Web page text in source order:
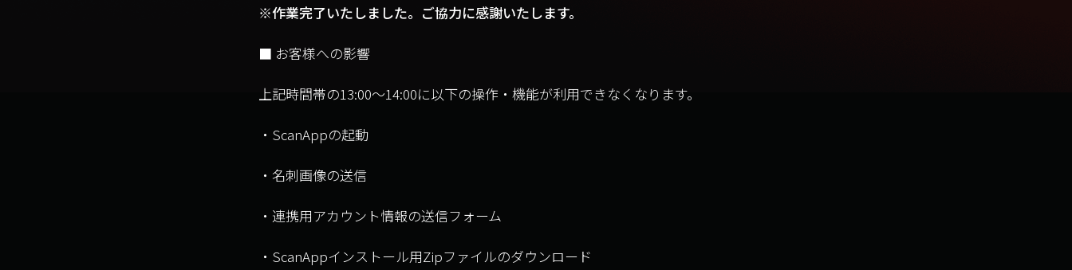
※作業完了いたしました。ご協力に感謝いたします。
■ お客様への影響
上記時間帯の13:00～14:00に以下の操作・機能が利用できなくなります。
・ScanAppの起動
・名刺画像の送信
・連携用アカウント情報の送信フォーム
・ScanAppインストール用Zipファイルのダウンロード